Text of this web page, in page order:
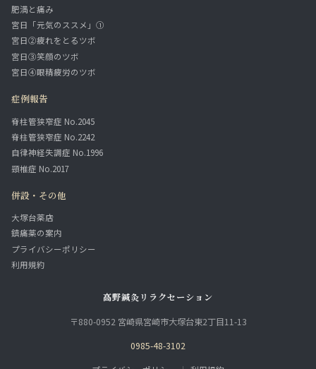
肥満と痛み
宮日「元気のススメ」①
宮日②疲れをとるツボ
宮日③笑顔のツボ
宮日④眼精疲労のツボ
症例報告
脊柱管狭窄症 No.2045
脊柱管狭窄症 No.2242
自律神経失調症 No.1996
頸椎症 No.2017
併設・その他
大塚台薬店
鎮痛薬の案内
プライバシーポリシー
利用規約
高野鍼灸リラクセーション
〒880-0952 宮崎県宮崎市大塚台東2丁目11-13
0985-48-3102